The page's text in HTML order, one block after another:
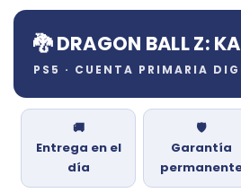
🐉 DRAGON BALL Z:
PS5 · CUENTA PRIMARIA
🚚
Entrega en el
día
🛡️
Garantía